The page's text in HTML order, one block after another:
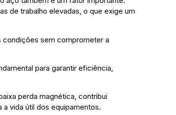
de trabalho elevadas, o que exige um
condições sem comprometer a
para garantir eficiência,
perda magnética, contribui
vida útil dos equipamentos.